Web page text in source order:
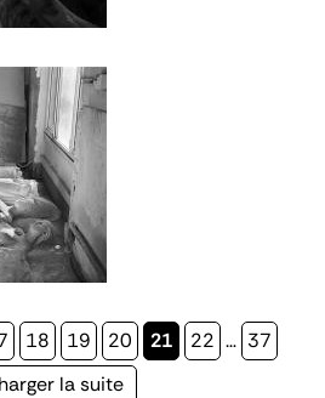
Page
18 Page
19 Page
20
Page
21 Page
22 … Page
37
la suite